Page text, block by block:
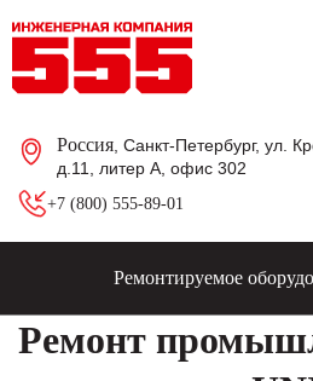
Россия , Санкт-Петербург, ул.
д.11, литер А, офис 302
+7 (800) 555-89-01
Ремонтируемое
Ремонт